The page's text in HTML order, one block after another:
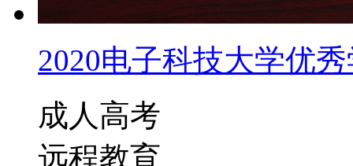
2020电子科技大学优
成人高考
远程教育